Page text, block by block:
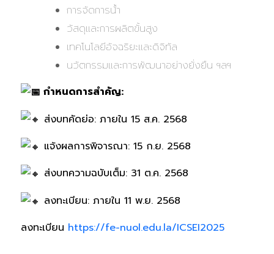
การจัดการน้ำ
วัสดุและการผลิตขั้นสูง
เทคโนโลยีอัจฉริยะและดิจิทัล
นวัตกรรมและการพัฒนาอย่างยั่งยืน ฯลฯ
กำหนดการสำคัญ:
ส่งบทคัดย่อ: ภายใน 15 ส.ค. 2568
แจ้งผลการพิจารณา: 15 ก.ย. 2568
ส่งบทความฉบับเต็ม: 31 ต.ค. 2568
ลงทะเบียน: ภายใน 11 พ.ย. 2568
ลงทะเบียน https://fe-nuol.edu.la/ICSEI2025